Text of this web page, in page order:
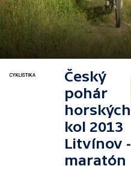
Český
pohár
horských
kol 2013
Litvínov -
maratón